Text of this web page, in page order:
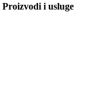
Proizvodi i usluge